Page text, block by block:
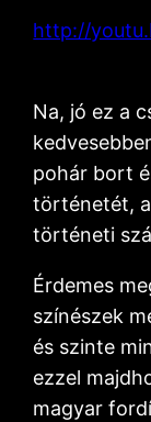
http://
Na, jó ez a
pohár bort
történetét,
történeti
Érdemes
színészek
és szinte
ezzel
magyar